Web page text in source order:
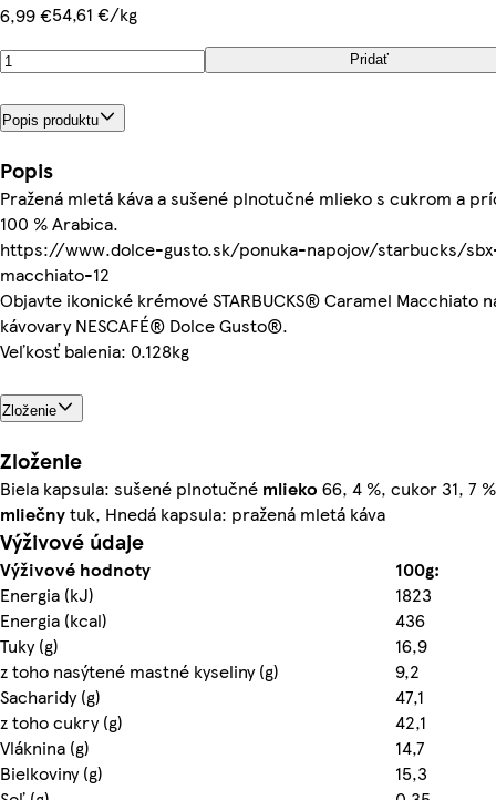
6,99 €54,61 €/kg
Pridať
Popis produktu
Popis
Pražená mletá káva a sušené plnotučné mlieko s cukrom a
100 % Arabica.
https://www.dolce-gusto.sk/ponuka-napojov/starbucks/
macchiato-12
Objavte ikonické krémové STARBUCKS® Caramel Macchiato
kávovary NESCAFÉ® Dolce Gusto®.
Veľkosť balenia: 0.128kg
Zloženie
Zloženie
Biela kapsula: sušené plnotučné mlieko 66, 4 %, cukor 31, 7
mliečnytuk, Hnedá kapsula: pražená mletá káva
Výživové údaje
Výživové hodnoty
100g:
Energia (kJ)
1823
Energia (kcal)
436
Tuky (g)
16,9
z toho nasýtené mastné kyseliny (g)
9,2
Sacharidy (g)
47,1
z toho cukry (g)
42,1
Vláknina (g)
14,7
Bielkoviny (g)
15,3